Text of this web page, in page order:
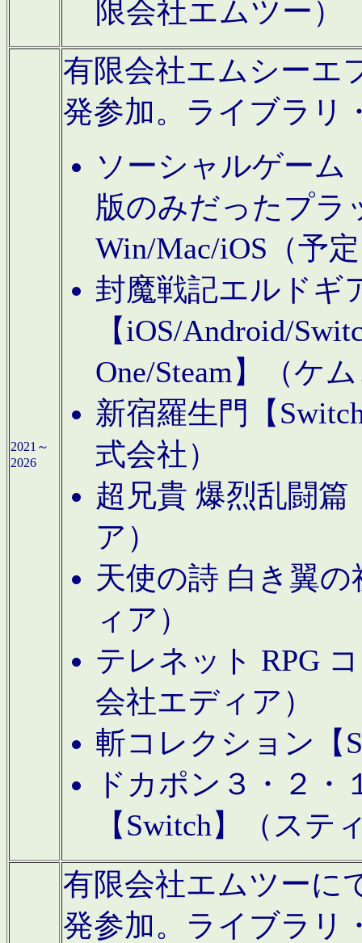
限会社エムツー）
2021～
2026
有限会社エムシーエ
発参加。ライブラリ
ソーシャルゲーム
版のみだったプラ
Win/Mac/iOS（予
封魔戦記エルドギ
【iOS/Android/
One/Steam】（ケ
新宿羅生門【
式会社）
超兄貴 爆烈乱闘篇
ア）
天使の詩 白き翼
ィア）
テレネット RPG
会社エディア）
斬コレクション【
ドカポン３・２
【Switch】（ステ
有限会社エムツーに
発参加。ライブラリ